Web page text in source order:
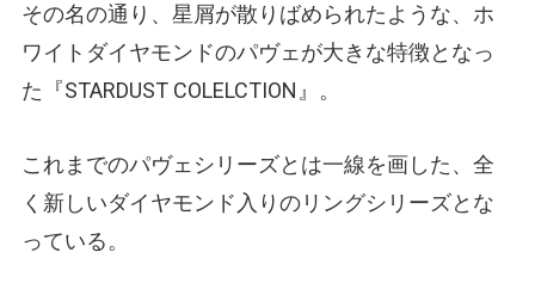
その名の通り、星屑が散りばめられたような、ホ
ワイトダイヤモンドのパヴェが大きな特徴となっ
た『STARDUST COLELCTION』。
これまでのパヴェシリーズとは一線を画した、全
く新しいダイヤモンド入りのリングシリーズとな
っている。